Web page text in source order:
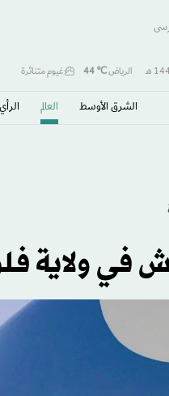
الرياض℃
44 غيوم متناثرة
الشرق الأوسط​ العالم الرأي
في ولاية